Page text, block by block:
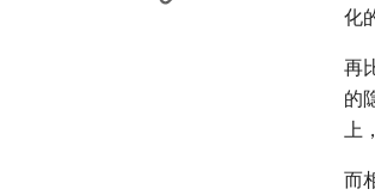
化
再
的
上
而